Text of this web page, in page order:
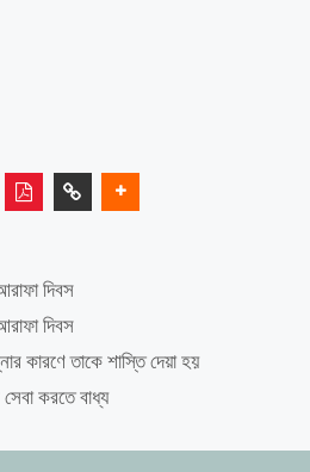
দিবস
দিবস
কারণে তাকে শাস্তি দেয়া হয়
সেবা করতে বাধ্য